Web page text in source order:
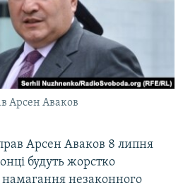
Арсен Аваков
Арсен Аваков 8 липня
будуть жорстко
намагання незаконного